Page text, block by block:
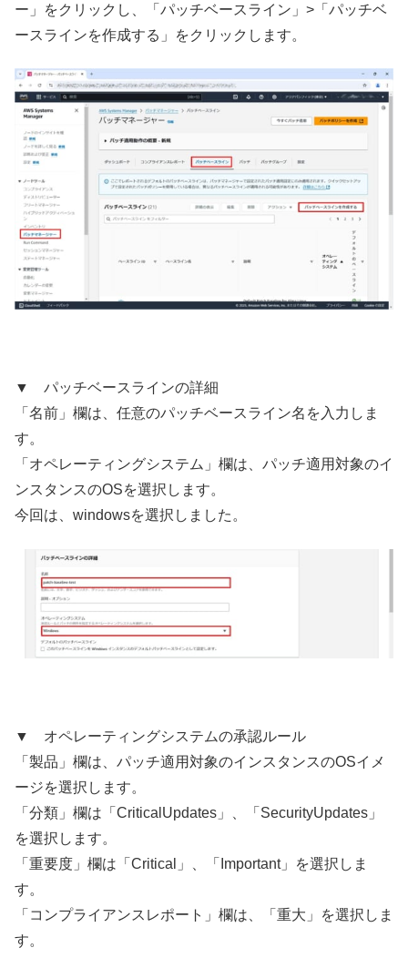
ー」をクリックし、「パッチベースライン」>「パッチベ
ースラインを作成する」をクリックします。
▼ パッチベースラインの詳細
「名前」欄は、任意のパッチベースライン名を入力しま
す。
「オペレーティングシステム」欄は、パッチ適用対象のイ
ンスタンスのOSを選択します。
今回は、windowsを選択しました。
▼ オペレーティングシステムの承認ルール
「製品」欄は、パッチ適用対象のインスタンスのOSイメ
ージを選択します。
「分類」欄は「CriticalUpdates」、「SecurityUpdates」
を選択します。
「重要度」欄は「Critical」、「Important」を選択しま
す。
「コンプライアンスレポート」欄は、「重大」を選択しま
す。